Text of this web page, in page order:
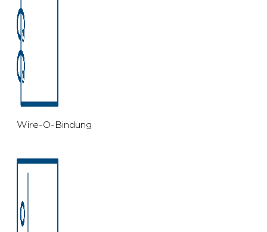
Wire-O-Bindung